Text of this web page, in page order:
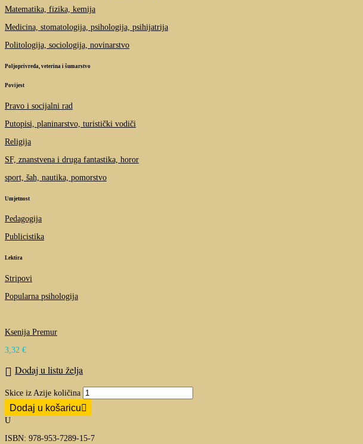
Matematika, fizika, kemija
Medicina, stomatologija, psihologija, psihijatrija
Politologija, sociologija, novinarstvo
Poljoprivreda, veterina i šumarstvo
Povijest
Pravo i socijalni rad
Putopisi, planinarstvo, turistički vodiči
Religija
SF, znanstvena i druga fantastika, horor
sport, šah, nautika, pomorstvo
Umjetnost
Pedagogija
Publicistika
Lektira
Stripovi
Popularna psihologija
Ksenija Premur
3,32 €
Dodaj u listu želja
Skice iz Azije količina
Dodaj u košaricu
U
ISBN: 978-953-7289-15-7